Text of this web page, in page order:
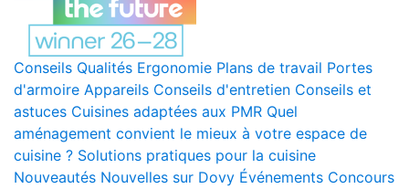
Conseils Qualités Ergonomie Plans de travail Portes
d'armoire Appareils Conseils d'entretien Conseils et
astuces Cuisines adaptées aux PMR Quel
aménagement convient le mieux à votre espace de
cuisine ? Solutions pratiques pour la cuisine
Nouveautés Nouvelles sur Dovy Événements Concours